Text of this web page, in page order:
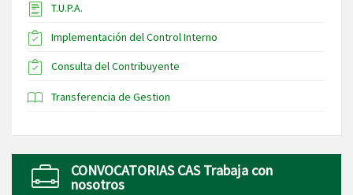
T.U.P.A.
Implementación del Control Interno
Consulta del Contribuyente
Transferencia de Gestion
CONVOCATORIAS CAS Trabaja con
nosotros